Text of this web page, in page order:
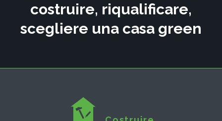
costruire, riqualificare,
scegliere una casa green